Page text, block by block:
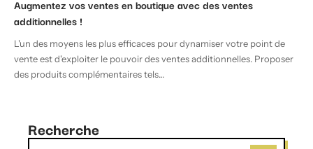
Augmentez vos ventes en boutique avec des ventes
additionnelles !
L'un des moyens les plus efficaces pour dynamiser votre point de
vente est d'exploiter le pouvoir des ventes additionnelles. Proposer
des produits complémentaires tels…
Recherche